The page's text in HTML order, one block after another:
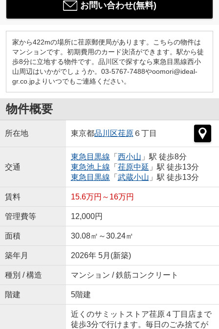
お問い合わせ(無料)
家から422mの場所に荏原郵便局があります。こちらの物件は
マンションです。初期費用のカード決済ができます。駅から徒
歩8分に立地する物件です。品川区で探すなら東急目黒線西小
山周辺はいかがでしょうか。03-5767-7488やoomori@ideal-
gr.co.jpよりいつでもご連絡ください。
物件概要
所在地 東京都品川区荏原６丁目
交通
東急目黒線 「 西小山 」駅 徒歩8分
東急池上線 「 荏原中延 」駅 徒歩13分
東急目黒線 「 武蔵小山 」駅 徒歩13分
賃料 15.6万円～16万円
管理費等 12,000円
面積 30.08㎡～30.24㎡
築年月 2026年 5月(新築)
種別 / 構造 マンション / 鉄筋コンクリート
階建 5階建
近くのサミットストア荏原４丁目店まで
徒歩3分で行けます。毎日のごみ捨てが